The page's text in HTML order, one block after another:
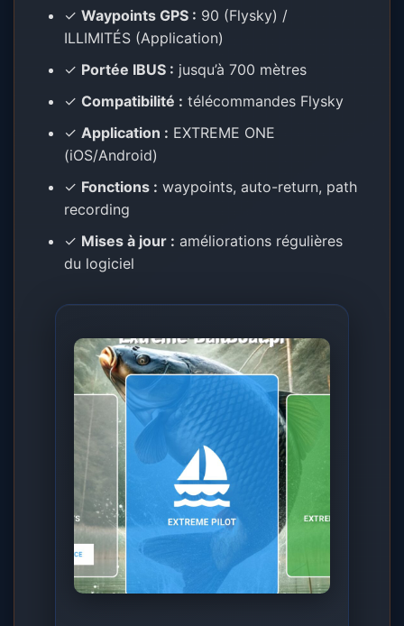
✓Waypoints GPS : 90 (Flysky) /
ILLIMITÉS (Application)
✓ Portée IBUS : jusqu’à 700 mètres
✓Compatibilité : télécommandes Flysky
✓ Application : EXTREME ONE
(iOS/Android)
✓ Fonctions : waypoints, auto-return, path
recording
✓ Mises à jour : améliorations régulières
du logiciel